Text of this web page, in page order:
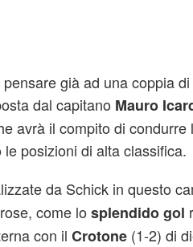
già ad una coppia
dal capitano Mauro
avrà il compito di condurre
posizioni di alta classifica.
da Schick in questo
come lo splendido gol
con il Crotone(1-2) di